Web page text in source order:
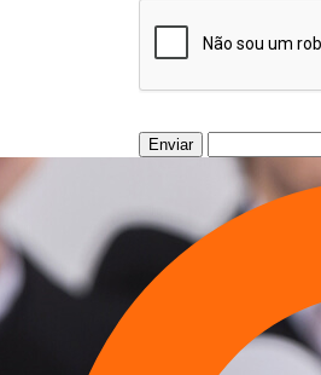
Enviar